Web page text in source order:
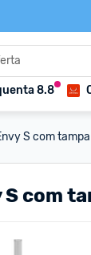
8.8
S com
com